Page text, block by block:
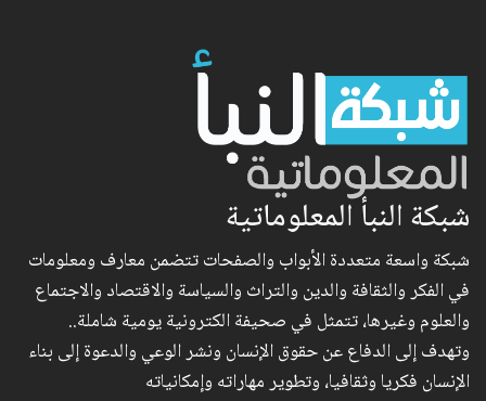
شبكة النبأ المعلوماتية
شبكة واسعة متعددة الأبواب والصفحات تتضمن معارف ومعلومات
في الفكر والثقافة والدين والتراث والسياسة والاقتصاد والاجتماع
والعلوم وغيرها، تتمثل في صحيفة الكترونية يومية شاملة..
وتهدف إلى الدفاع عن حقوق الإنسان ونشر الوعي والدعوة إلى بناء
الإنسان فكريا وثقافيا، وتطوير مهاراته وإمكانياته